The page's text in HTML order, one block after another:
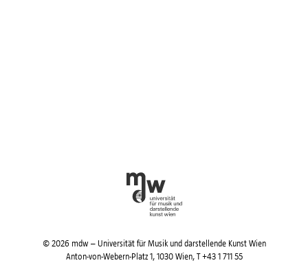
© 2026 mdw – Universität für Musik und darstellende Kunst Wien
Anton-von-Webern-Platz 1, 1030 Wien, T +43 1 711 55